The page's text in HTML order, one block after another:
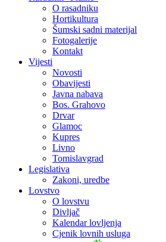
O rasadniku
Hortikultura
Šumski sadni materijal
Fotogalerije
Kontakt
Vijesti
Novosti
Obavijesti
Javna nabava
Bos. Grahovo
Drvar
Glamoc
Kupres
Livno
Tomislavgrad
Legislativa
Zakoni, uredbe
Lovstvo
O lovstvu
Divljač
Kalendar lovljenja
Cjenik lovnih usluga